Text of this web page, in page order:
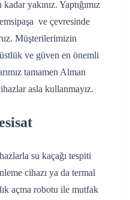
yakınız. Yaptığımız
ve çevresinde
Müşterilerimizin
ve güven en önemli
tamamen Alman
asla kullanmayız.
su kaçağı tespiti
cihazı ya da termal
açma robotu ile mutfak